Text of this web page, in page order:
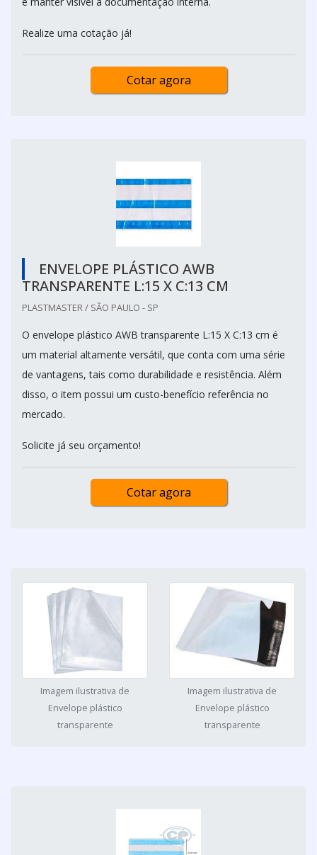
Realize uma cotação já!
Cotar agora
ENVELOPE PLÁSTICO AWB
TRANSPARENTE L:15 X C:13 CM
PLASTMASTER / SÃO PAULO - SP
O envelope plástico AWB transparente L:15 X C:13 cm é
um material altamente versátil, que conta com uma série
de vantagens, tais como durabilidade e resistência. Além
disso, o item possui um custo-benefício referência no
mercado.
Solicite já seu orçamento!
Cotar agora
Imagem ilustrativa de
Envelope plástico
transparente
Imagem ilustrativa de
Envelope plástico
transparente